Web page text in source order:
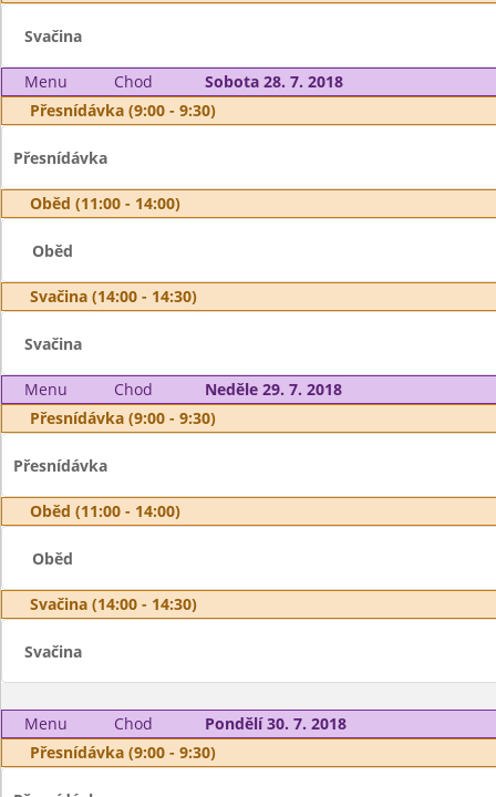
Svačina
Menu Chod
Sobota 28. 7. 2018
Přesnídávka (9:00 - 9:30)
Přesnídávka
Oběd (11:00 - 14:00)
Oběd
Svačina (14:00 - 14:30)
Svačina
Menu Chod
Neděle 29. 7. 2018
Přesnídávka (9:00 - 9:30)
Přesnídávka
Oběd (11:00 - 14:00)
Oběd
Svačina (14:00 - 14:30)
Svačina
Menu Chod
Pondělí 30. 7. 2018
Přesnídávka (9:00 - 9:30)